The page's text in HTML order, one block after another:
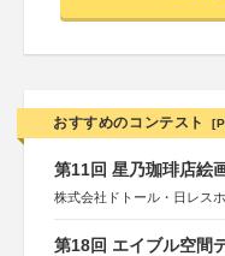
おすすめのコンテスト
第11回 星乃珈琲店絵
株式会社ドトール・日レス
第18回 エイブル空間